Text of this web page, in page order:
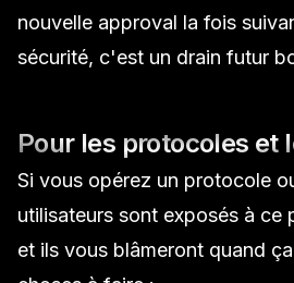
nouvelle approval la fois
sécurité, c'est un drain futur
Pour les protocoles et
Si vous opérez un protocole
utilisateurs sont exposés à ce
et ils vous blâmeront quand